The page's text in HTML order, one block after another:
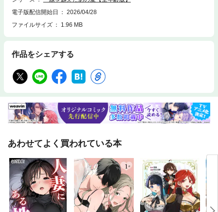
電子版配信開始日
2026/04/28
ファイルサイズ
1.96 MB
作品をシェアする
あわせてよく買われている本